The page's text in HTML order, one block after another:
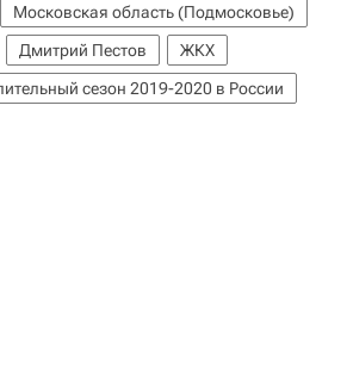
Московская область (Подмосковье)
Дмитрий Пестов
ЖКХ
сезон 2019-2020 в России